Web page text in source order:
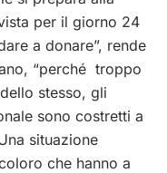
per il giorno 24
a donare”, rende
“perché troppo
stesso, gli
sono costretti a
situazione
che hanno a